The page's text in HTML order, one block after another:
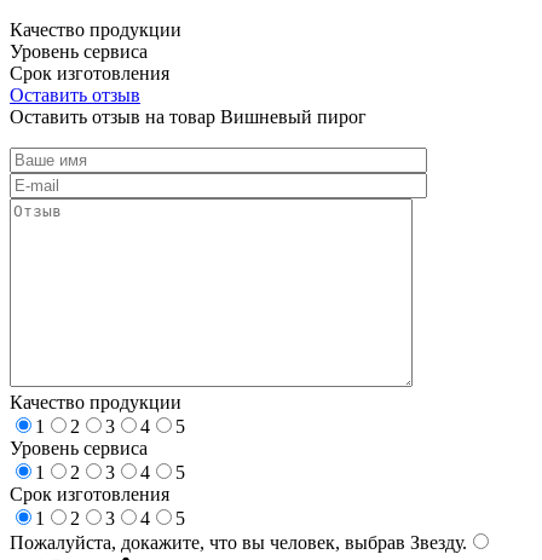
Качество продукции
Уровень сервиса
Срок изготовления
Оставить отзыв
Оставить отзыв на товар Вишневый пирог
Качество продукции
1
2 3 4
5
Уровень сервиса
1
2 3 4
5
Срок изготовления
1
2 3 4
5
Пожалуйста, докажите, что вы человек, выбрав Звезду.